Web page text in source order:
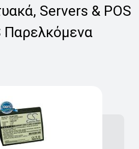
Servers & POS
Παρελκόμενα